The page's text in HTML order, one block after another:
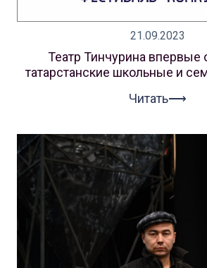
21.09.2023
Театр Тинчурина впервые
татарстанские школьные и
Читать⟶